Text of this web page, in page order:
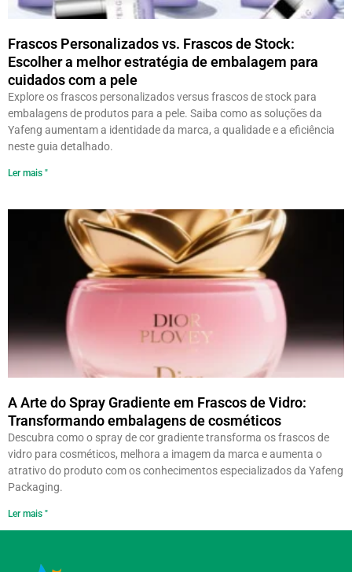
Frascos Personalizados vs. Frascos de Stock:
Escolher a melhor estratégia de embalagem para
cuidados com a pele
Explore os frascos personalizados versus frascos de stock para
embalagens de produtos para a pele. Saiba como as soluções da
Yafeng aumentam a identidade da marca, a qualidade e a eficiência
neste guia detalhado.
Ler mais "
A Arte do Spray Gradiente em Frascos de Vidro:
Transformando embalagens de cosméticos
Descubra como o spray de cor gradiente transforma os frascos de
vidro para cosméticos, melhora a imagem da marca e aumenta o
atrativo do produto com os conhecimentos especializados da Yafeng
Packaging.
Ler mais "